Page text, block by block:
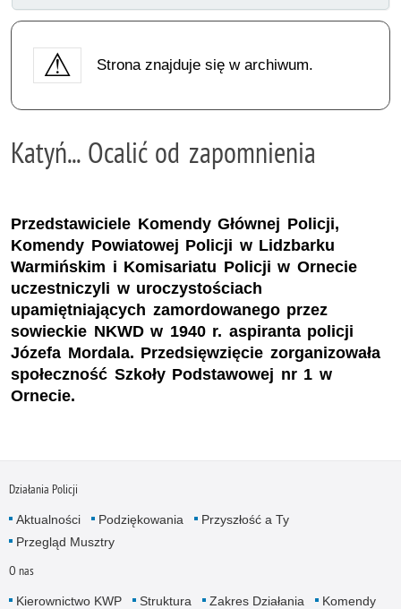
Strona znajduje się w archiwum.
Katyń... Ocalić od zapomnienia
Przedstawiciele Komendy Głównej Policji,
Komendy Powiatowej Policji w Lidzbarku
Warmińskim i Komisariatu Policji w Ornecie
uczestniczyli w uroczystościach
upamiętniających zamordowanego przez
sowieckie NKWD w 1940 r. aspiranta policji
Józefa Mordala. Przedsięwzięcie zorganizowała
społeczność Szkoły Podstawowej nr 1 w
Ornecie.
Działania Policji
Aktualności Podziękowania
Przyszłość a Ty
Przegląd Musztry
O nas
Kierownictwo KWP Struktura Zakres Działania
Komendy